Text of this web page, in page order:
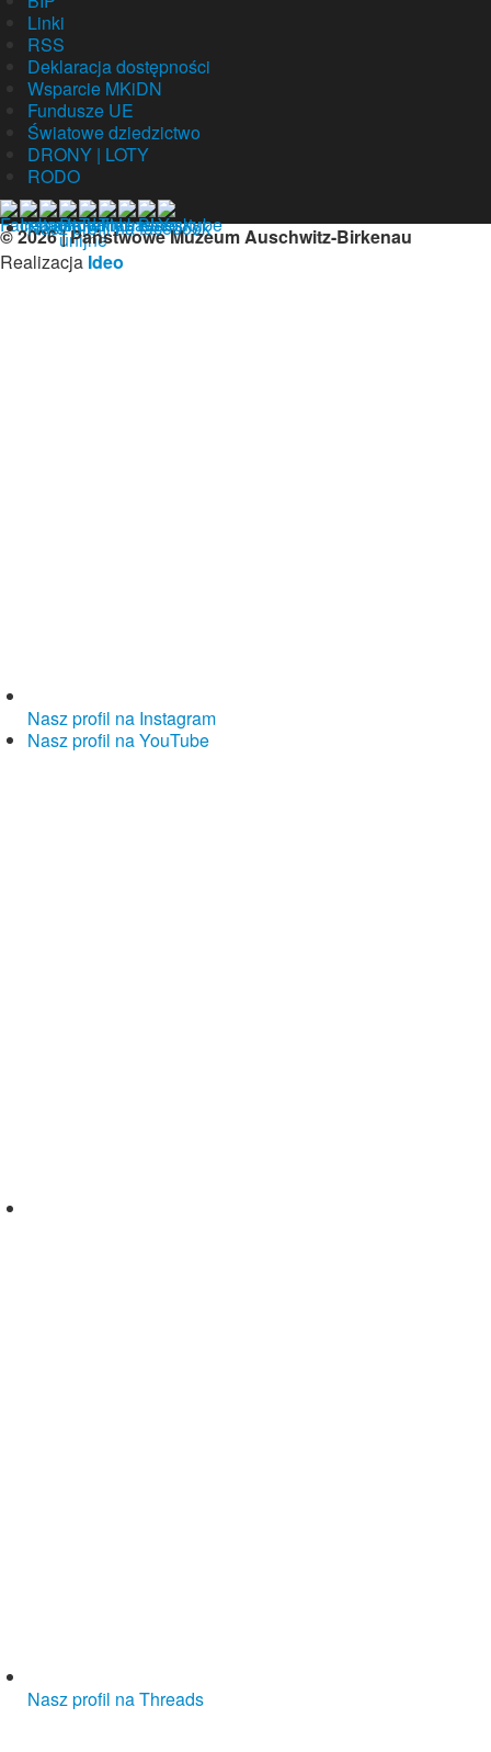
Linki
RSS
Deklaracja dostępności
Wsparcie MKiDN
Fundusze UE
Światowe dziedzictwo
DRONY | LOTY
RODO
© 2026 | Państwowe Muzeum Auschwitz-Birkenau
Realizacja Ideo
Nasz profil na facebook
Nasz profil na Instagram
Nasz profil na YouTube
Nasz profil na Threads